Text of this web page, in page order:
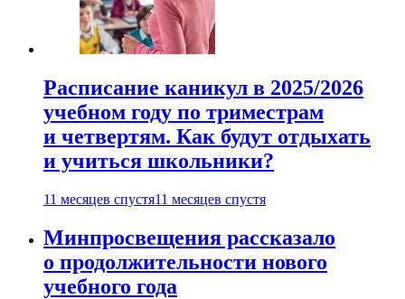
Расписание каникул в 2025/2026
учебном году по триместрам
и четвертям. Как будут отдыхать
и учиться школьники?
11 месяцев спустя11 месяцев спустя
Минпросвещения рассказало
о продолжительности нового
учебного года